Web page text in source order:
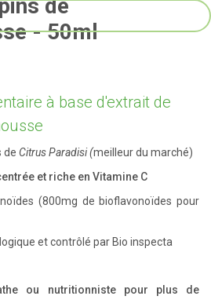
de
- 50ml
à base d'extrait de
de Citrus Paradisi (meilleur du marché)
et riche en Vitamine C
(800mg de bioflavonoïdes pour
et contrôlé par Bio inspecta
ou nutritionniste pour plus de